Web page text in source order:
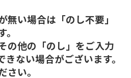
い場合は「のし不要」
の他の「のし」をご入力
ない場合がございます。
さい。